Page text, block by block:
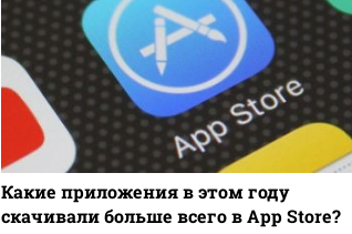
Какие приложения в этом году
скачивали больше всего в App Store?